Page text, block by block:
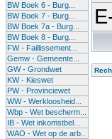
BW Boek 6 - Burg...
BW Boek 7 - Burg...
BW Boek 7a - Burg...
BW Boek 8 - Burg...
FW - Faillissement...
Gemw - Gemeente...
GW - Grondwet
KW - Kieswet
PW - Provinciewet
WW - Werkloosheid...
Wbp - Wet bescherm...
IB - Wet inkomstbel...
WAO - Wet op de arb..